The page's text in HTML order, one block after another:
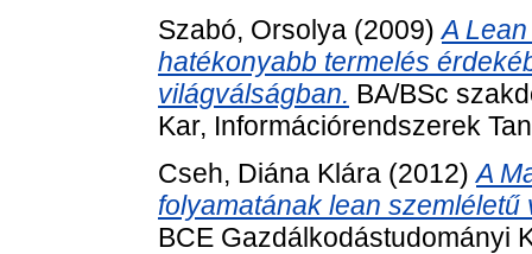
Szabó, Orsolya (2009)A
hatékonyabb termelés
világválságban. BA/BSc
Kar, Információrendszerek
Cseh, Diána Klára (2012)A
folyamatának lean szemléletű
BCE Gazdálkodástudományi